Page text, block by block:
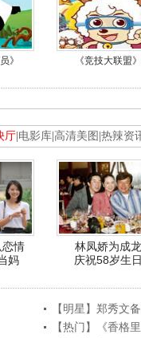
》 《竞技大联盟》
厅 电影库 高清美图 热辣资
恋情
妈
林凤娇为成龙
庆祝58岁生
【明星】郑秀文
【热门】《香格